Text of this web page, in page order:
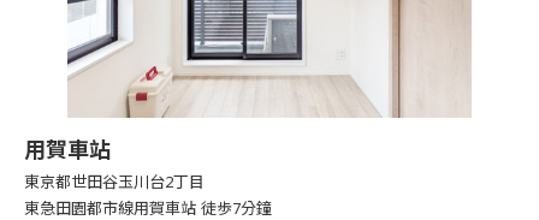
用賀車站
東京都世田谷玉川台2丁目
東急田園都市線用賀車站 徒歩7分鐘